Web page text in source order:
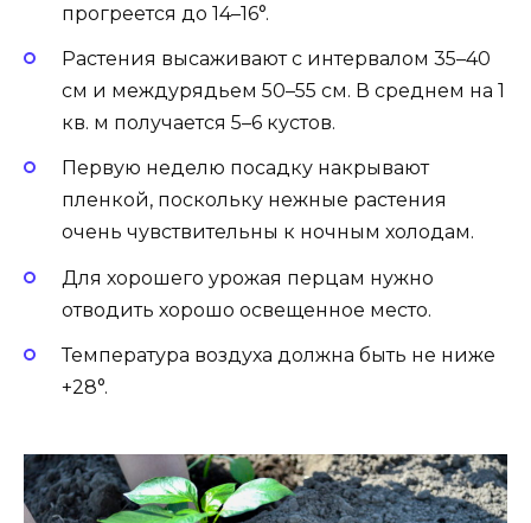
прогреется до 14–16°.
Растения высаживают с интервалом 35–40
см и междурядьем 50–55 см. В среднем на 1
кв. м получается 5–6 кустов.
Первую неделю посадку накрывают
пленкой, поскольку нежные растения
очень чувствительны к ночным холодам.
Для хорошего урожая перцам нужно
отводить хорошо освещенное место.
Температура воздуха должна быть не ниже
+28°.